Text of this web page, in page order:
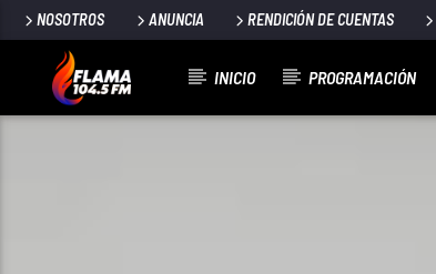
NOSOTROS ANUNCIA RENDICIÓN DE CUENTAS
INICIO PROGRAMACIÓN